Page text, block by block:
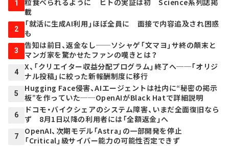
1
載
2
「就活に生成AI利用」ほぼ全員に 面接で内容追及され困惑
も
3
告知は前日、返金なし──ソシャゲ「文マヨ」サ終の顛末と
マンガ家を驚かせたファンの嘆きとは？
4
X、「クリエイター収益分配プログラム」終了へ──「オリジ
ナル投稿」に絞った新報酬制度に移行
5
Hugging Face侵害、AIエージェントは社内に“秘密の掲示
板”を作っていた──OpenAIがBlack Hatで詳細説明
6
ドコモ・バイクシェアのシステム障害、いまだ全面復旧なら
ず 8月1日以降の利用者には「全額返金」へ
7
OpenAI、次期モデル「Astra」の一部開発を停止
「Critical」級サイバー能力の可能性否定できず